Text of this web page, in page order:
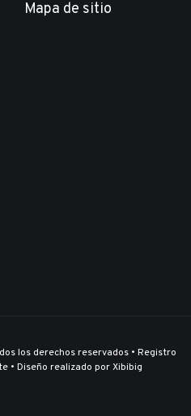
Mapa de sitio
los derechos reservados • Registro
• Diseño realizado porXibibig